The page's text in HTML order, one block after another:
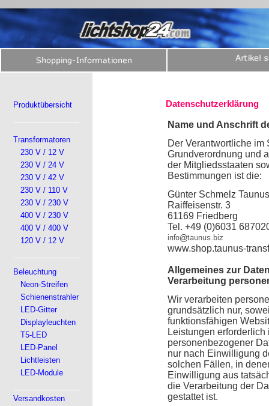
Produktübersicht
Transformatoren
230 V / 12 V
230 V / 24 V
230 V / 42 V
230 V / 110 V
230 V / 230 V
400 V / 230 V
400 V / 400 V
120 V / 12 V
Beleuchtung
Neon-Streifen
Schienenstrahler
LED-Gitter
Displayleuchten
T5-LED
LED-Panel
Lichtleisten
LED-Module
Versandkosten
Datenschutzerklärung
Name und Anschrift
Der Verantwortliche im
Grundverordnung und
der Mitgliedsstaaten
Bestimmungen ist die:
Günter Schmelz
Raiffeisenstr. 3
61169 Friedberg
Tel. +49 (0)6031
www.shop.taunus-
Allgemeines zur
Verarbeitung
Wir verarbeiten
grundsätzlich nur,
funktionsfähigen
Leistungen
personenbezogener
nur nach Einwilligung
solchen Fällen, in
Einwilligung aus
die Verarbeitung der
gestattet ist.